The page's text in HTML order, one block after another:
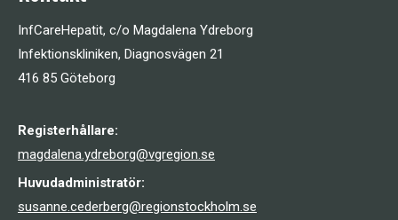
InfCareHepatit, c/o Magdalena Ydreborg
Infektionskliniken, Diagnosvägen 21
416 85 Göteborg
Registerhållare:
magdalena.ydreborg@vgregion.se
Huvudadministratör:
susanne.cederberg@regionstockholm.se